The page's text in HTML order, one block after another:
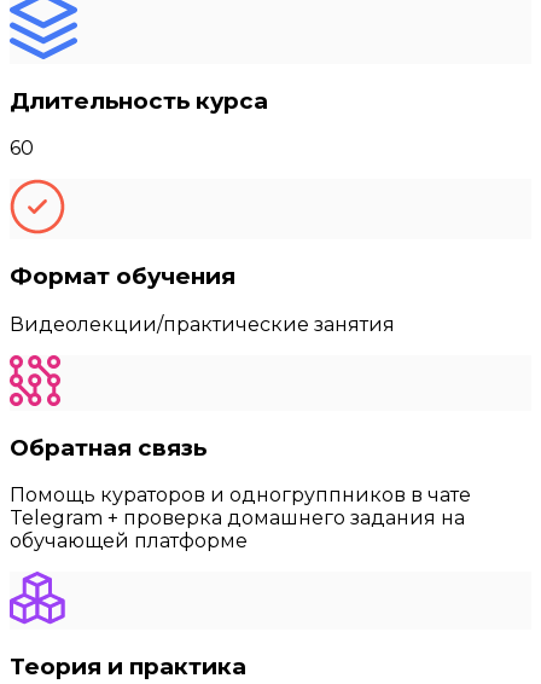
Длительность курса
60
Формат обучения
Видеолекции/практические занятия
Обратная связь
Помощь кураторов и одногруппников в чате
Telegram + проверка домашнего задания на
обучающей платформе
Теория и практика